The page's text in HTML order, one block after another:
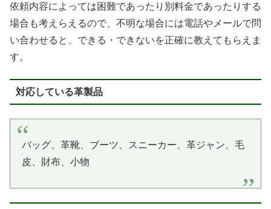
依頼内容によっては困難であったり別料金であったりする
場合も考えらえるので、不明な場合には電話やメールで問
い合わせると、できる・できないを正確に教えてもらえま
す。
対応している革製品
バッグ、革靴、ブーツ、スニーカー、革ジャン、毛
皮、財布、小物